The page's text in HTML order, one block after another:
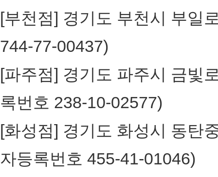
[부천점] 경기도 부천시 부일
744-77-00437)
[파주점] 경기도 파주시 금빛
록번호 238-10-02577)
[화성점] 경기도 화성시 동탄
자등록번호 455-41-01046)